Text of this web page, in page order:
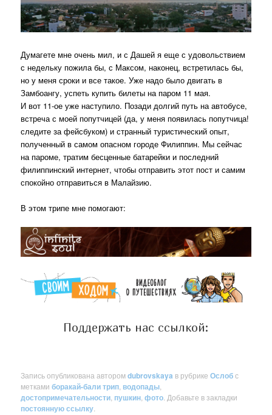
Думагете мне очень мил, и с Дашей я еще с удовольствием
с недельку пожила бы, с Максом, наконец, встретилась бы,
но у меня сроки и все такое. Уже надо было двигать в
Замбоангу, успеть купить билеты на паром 11 мая.
И вот 11-ое уже наступило. Позади долгий путь на автобусе,
встреча с моей попутчицей (да, у меня появилась попутчица!
следите за фейсбуком) и странный туристический опыт,
полученный в самом опасном городе Филиппин. Мы сейчас
на пароме, тратим бесценные батарейки и последний
филиппинский интернет, чтобы отправить этот пост и самим
спокойно отправиться в Малайзию.
В этом трипе мне помогают:
Поддержать нас ссылкой:
Запись опубликована авторомdubrovskaya в рубрикеОслобс
меткамиборакай-бали трип, водопады,
достопримечательности, пушкин,фото. Добавьте в закладки
постоянную ссылку.